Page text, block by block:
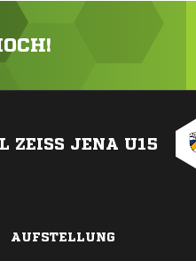
ZEISS JENA U15
AUFSTELLUNG